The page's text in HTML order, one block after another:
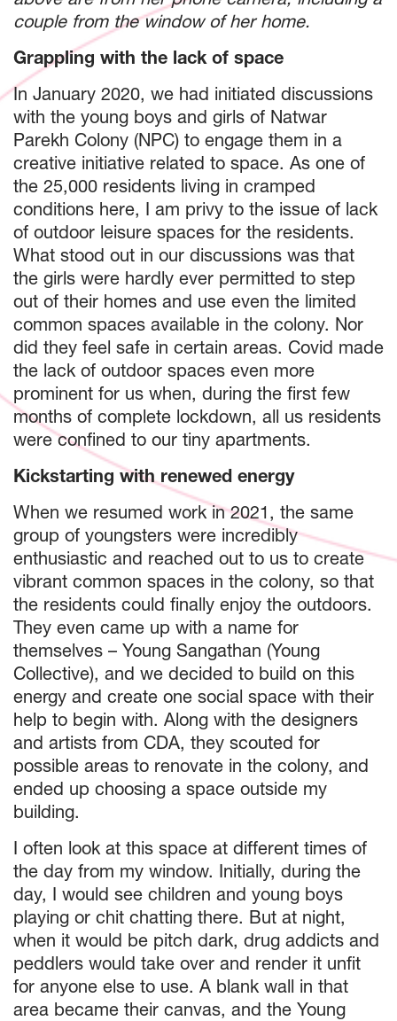
couple from the window of her home.
Grappling with the lack of space
In January 2020, we had initiated discussions
with the young boys and girls of Natwar
Parekh Colony (NPC) to engage them in a
creative initiative related to space. As one of
the 25,000 residents living in cramped
conditions here, I am privy to the issue of lack
of outdoor leisure spaces for the residents.
What stood out in our discussions was that
the girls were hardly ever permitted to step
out of their homes and use even the limited
common spaces available in the colony. Nor
did they feel safe in certain areas. Covid made
the lack of outdoor spaces even more
prominent for us when, during the first few
months of complete lockdown, all us residents
were confined to our tiny apartments.
Kickstarting with renewed energy
When we resumed work in 2021, the same
group of youngsters were incredibly
enthusiastic and reached out to us to create
vibrant common spaces in the colony, so that
the residents could finally enjoy the outdoors.
They even came up with a name for
themselves – Young Sangathan (Young
Collective), and we decided to build on this
energy and create one social space with their
help to begin with. Along with the designers
and artists from CDA, they scouted for
possible areas to renovate in the colony, and
ended up choosing a space outside my
building.
I often look at this space at different times of
the day from my window. Initially, during the
day, I would see children and young boys
playing or chit chatting there. But at night,
when it would be pitch dark, drug addicts and
peddlers would take over and render it unfit
for anyone else to use. A blank wall in that
area became their canvas, and the Young